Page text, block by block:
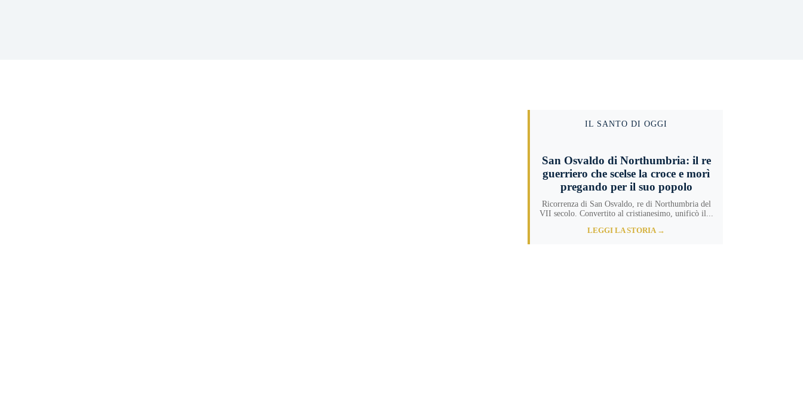
IL SANTO DI OGGI
San Osvaldo di Northumbria: il re
guerriero che scelse la croce e morì
pregando per il suo popolo
Ricorrenza di San Osvaldo, re di Northumbria del
VII secolo. Convertito al cristianesimo, unificò il...
LEGGI LA STORIA →